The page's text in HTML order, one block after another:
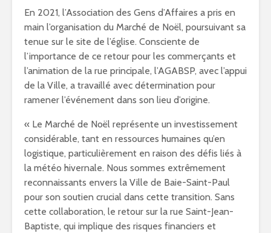
En 2021, l’Association des Gens d’Affaires a pris en
main l’organisation du Marché de Noël, poursuivant sa
tenue sur le site de l’église. Consciente de
l’importance de ce retour pour les commerçants et
l’animation de la rue principale, l’AGABSP, avec l’appui
de la Ville, a travaillé avec détermination pour
ramener l’événement dans son lieu d’origine.
« Le Marché de Noël représente un investissement
considérable, tant en ressources humaines qu’en
logistique, particulièrement en raison des défis liés à
la météo hivernale. Nous sommes extrêmement
reconnaissants envers la Ville de Baie-Saint-Paul
pour son soutien crucial dans cette transition. Sans
cette collaboration, le retour sur la rue Saint-Jean-
Baptiste, qui implique des risques financiers et